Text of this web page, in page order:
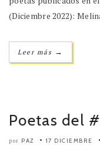
(Diciembre 2022):
Leer más →
Poetas del
por PAZ 17 DICIEMBRE